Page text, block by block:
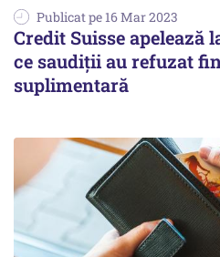
Publicat pe 16 Mar 2023
Credit Suisse
ce saudiții au refuzat
suplimentară